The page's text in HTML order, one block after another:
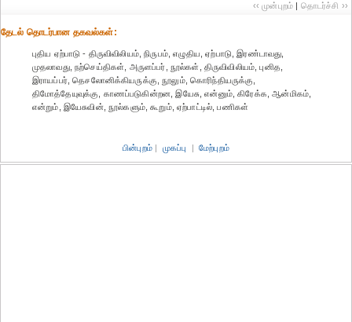
‹‹ முன்புறம் | தொடர்ச்சி ››
தேட‌ல் தொட‌ர்பான தகவ‌ல்க‌ள்:
புதிய ஏற்பாடு - திருவிவிலியம், நிருபம், எழுதிய, ஏற்பாடு, இரண்டாவது,
முதலாவது, நற்செய்திகள், அருளப்பர், நூல்கள், திருவிவிலியம், புனித,
இராயப்பர், தெசலோனிக்கியருக்கு, நூலும், கொரிந்தியருக்கு,
திமோத்தேயுவுக்கு, காணப்படுகின்றன, இயேசு, என்னும், கிரேக்க, ஆன்மிகம்,
என்றும், இயேசுவின், நூல்களும், கூறும், ஏற்பாட்டில், பணிகள்
பின்புறம் | முகப்பு | மேற்புறம்